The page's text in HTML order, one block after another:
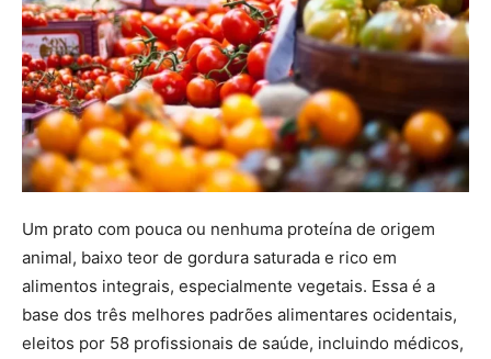
Um prato com pouca ou nenhuma proteína de origem
animal, baixo teor de gordura saturada e rico em
alimentos integrais, especialmente vegetais. Essa é a
base dos três melhores padrões alimentares ocidentais,
eleitos por 58 profissionais de saúde, incluindo médicos,